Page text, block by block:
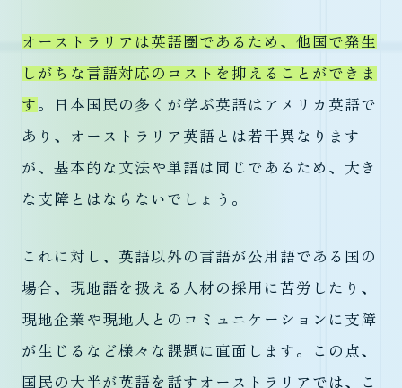
オーストラリアは英語圏であるため、他国で発生
しがちな言語対応のコストを抑えることができま
す 。日本国民の多くが学ぶ英語はアメリカ英語で
あり、オーストラリア英語とは若干異なります
が、基本的な文法や単語は同じであるため、大き
な支障とはならないでしょう。
これに対し、英語以外の言語が公用語である国の
場合、現地語を扱える人材の採用に苦労したり、
現地企業や現地人とのコミュニケーションに支障
が生じるなど様々な課題に直面します。この点、
国民の大半が英語を話すオーストラリアでは、こ